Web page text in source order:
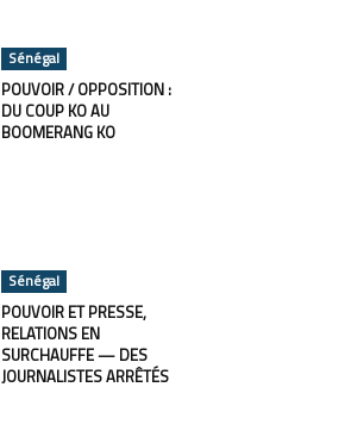
Sénégal
POUVOIR / OPPOSITION :
DU COUP KO AU
BOOMERANG KO
Sénégal
POUVOIR ET PRESSE,
RELATIONS EN
SURCHAUFFE — DES
JOURNALISTES ARRÊTÉS